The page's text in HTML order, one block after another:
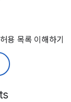
용 목록 이해하기